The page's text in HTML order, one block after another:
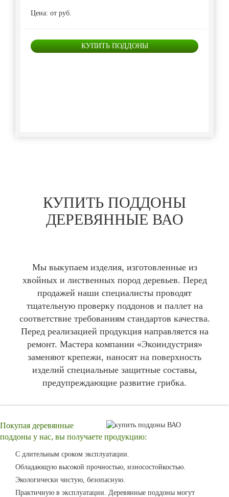
Цена: от руб.
КУПИТЬ ПОДДОНЫ
КУПИТЬ ПОДДОНЫ
ДЕРЕВЯННЫЕ ВАО
Мы выкупаем изделия, изготовленные из
хвойных и лиственных пород деревьев. Перед
продажей наши специалисты проводят
тщательную проверку поддонов и паллет на
соответствие требованиям стандартов качества.
Перед реализацией продукция направляется на
ремонт. Мастера компании «Экоиндустрия»
заменяют крепежи, наносят на поверхность
изделий специальные защитные составы,
предупреждающие развитие грибка.
Покупая деревянные
поддоны у нас, вы получаете продукцию:
С длительным сроком эксплуатации.
Обладающую высокой прочностью, износостойкостью.
Экологически чистую, безопасную.
Практичную в эксплуатации. Деревянные поддоны могут